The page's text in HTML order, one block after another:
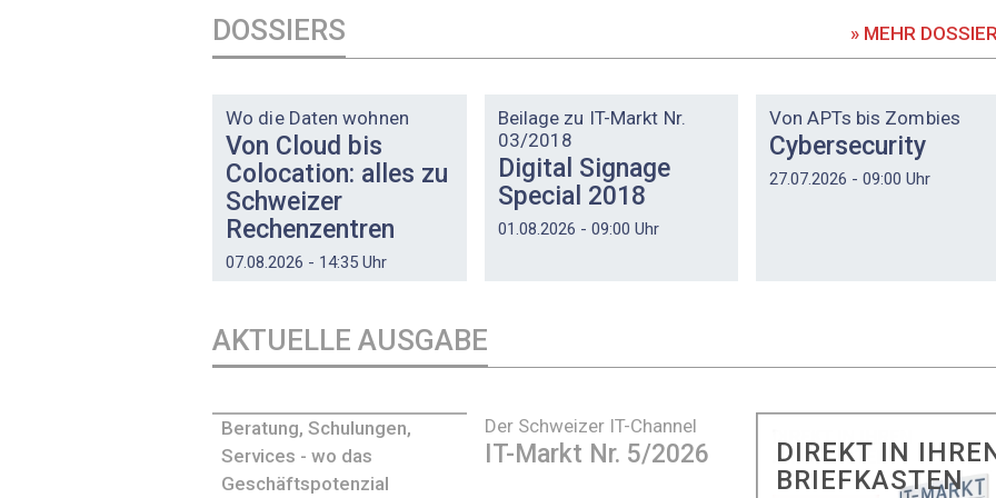
DOSSIERS » MEHR
Wo die Daten wohnen
Von Cloud bis
Colocation: alles zu
Schweizer
Rechenzentren
07.08.2026 - 14:35 Uhr
Beilage zu IT-Markt Nr.
03/2018
Digital Signage
Special 2018
01.08.2026 - 09:00 Uhr
Von APTs bis Zombies
Cybersecurity
27.07.2026 - 09:00 Uhr
AKTUELLE AUSGABE
Der Schweizer IT-Channel
IT-Markt Nr. 5/2026
Beratung, Schulungen,
Services - wo das
Geschäftspotenzial
DIREKT IN
BRIEFKASTEN